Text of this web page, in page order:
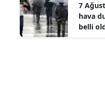
devam
7
hava
belli